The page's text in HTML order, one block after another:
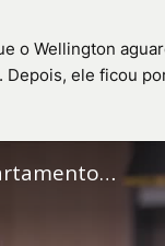
o Wellington
ele ficou